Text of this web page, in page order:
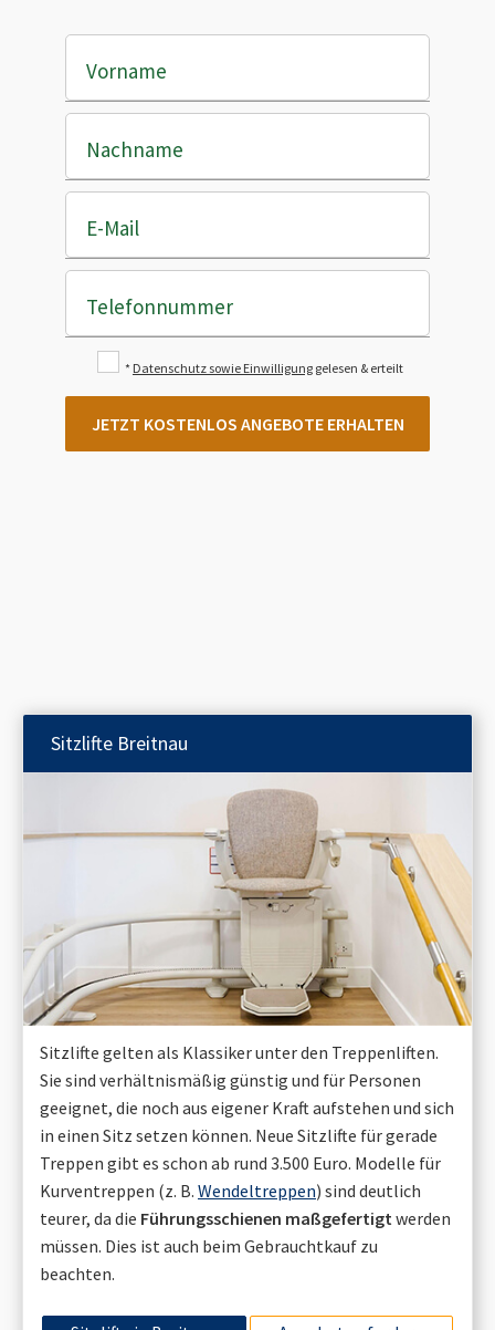
Vorname
Nachname
E-Mail
Telefonnummer
* Datenschutz sowie Einwilligung gelesen & erteilt
JETZT KOSTENLOS ANGEBOTE ERHALTEN
Sitzlifte Breitnau
Sitzlifte gelten als Klassiker unter den Treppenliften.
Sie sind verhältnismäßig günstig und für Personen
geeignet, die noch aus eigener Kraft aufstehen und sich
in einen Sitz setzen können. Neue Sitzlifte für gerade
Treppen gibt es schon ab rund 3.500 Euro. Modelle für
Kurventreppen (z. B. Wendeltreppen) sind deutlich
teurer, da die Führungsschienen maßgefertigt werden
müssen. Dies ist auch beim Gebrauchtkauf zu
beachten.